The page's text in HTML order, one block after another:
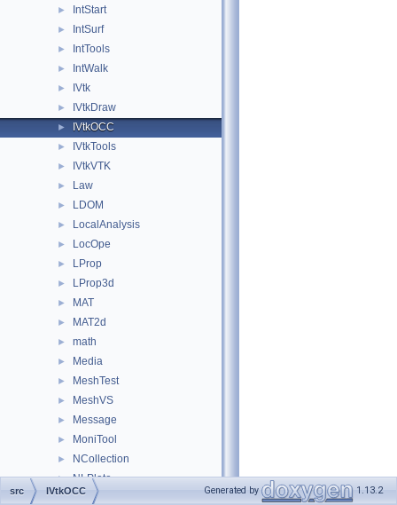
► IntStart
► IntSurf
► IntTools
► IntWalk
► IVtk
► IVtkDraw
► IVtkOCC
► IVtkTools
► IVtkVTK
► Law
► LDOM
► LocalAnalysis
► LocOpe
► LProp
► LProp3d
► MAT
► MAT2d
► math
► Media
► MeshTest
► MeshVS
► Message
► MoniTool
► NCollection
► NLPlate
► OpenGl
src IVtkOCC Generated by 1.13.2